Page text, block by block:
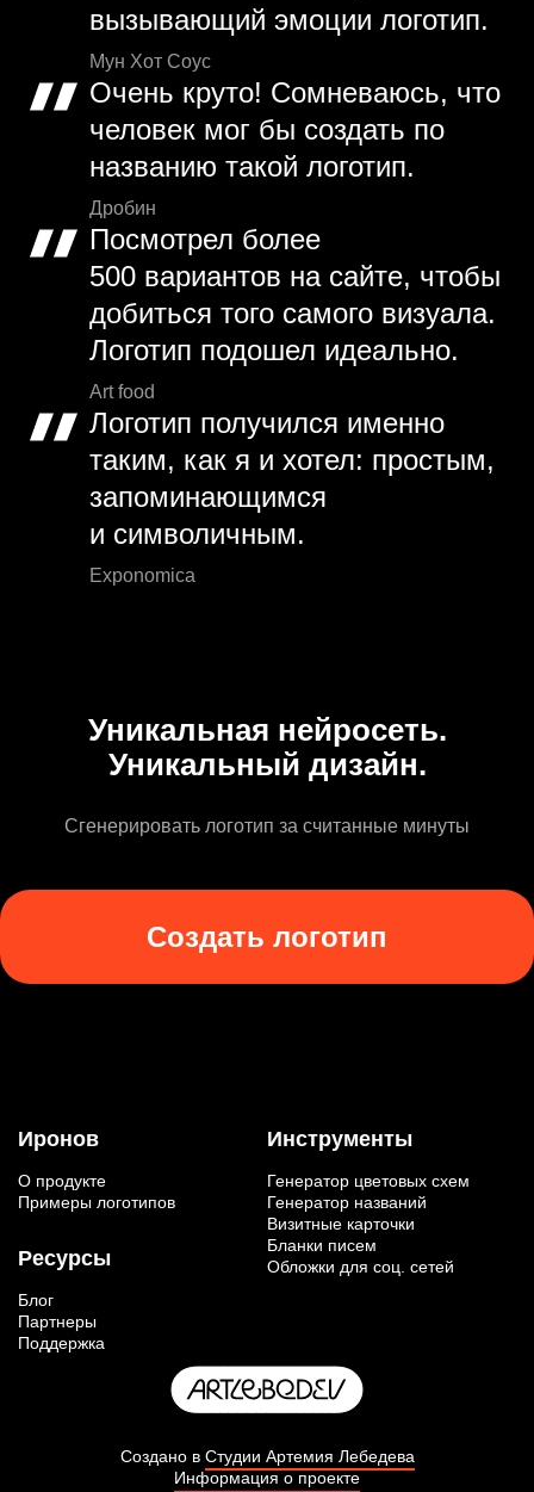
вызывающий эмоции логотип.
Мун Хот Соус
Очень круто! Сомневаюсь, что
человек мог бы создать по
названию такой логотип.
Дробин
Посмотрел более
500 вариантов на сайте, чтобы
добиться того самого визуала.
Логотип подошел идеально.
Art food
Логотип получился именно
таким, как я и хотел: простым,
запоминающимся
и символичным.
Exponomica
Уникальная нейросеть.
Уникальный дизайн.
Сгенерировать логотип за считанные минуты
Создать логотип
Иронов
О продукте
Примеры логотипов
Ресурсы
Блог
Партнеры
Поддержка
Инструменты
Генератор цветовых схем
Генератор названий
Визитные карточки
Бланки писем
Обложки для соц. сетей
Создано в Студии Артемия Лебедева
Информация о проекте